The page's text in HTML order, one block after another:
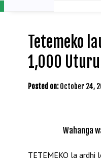
Tetemeko
1,000
Posted on: October 24,
Wahanga
TETEMEKO la ardhi